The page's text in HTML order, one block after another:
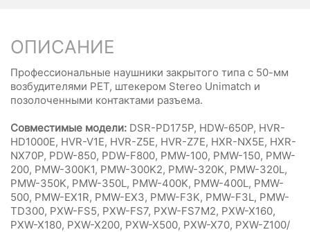
ОПИСАНИЕ
Профессиональные наушники закрытого типа с 50-мм
возбудителями PET, штекером Stereo Unimatch и
позолоченными контактами разъема.
Совместимые модели: DSR-PD175P, HDW-650P, HVR-
HD1000E, HVR-V1E, HVR-Z5E, HVR-Z7E, HXR-NX5E, HXR-
NX70P, PDW-850, PDW-F800, PMW-100, PMW-150, PMW-
200, PMW-300K1, PMW-300K2, PMW-320K, PMW-320L,
PMW-350K, PMW-350L, PMW-400K, PMW-400L, PMW-
500, PMW-EX1R, PMW-EX3, PMW-F3K, PMW-F3L, PMW-
TD300, PXW-FS5, PXW-FS7, PXW-FS7M2, PXW-X160,
PXW-X180, PXW-X200, PXW-X500, PXW-X70, PXW-Z100/